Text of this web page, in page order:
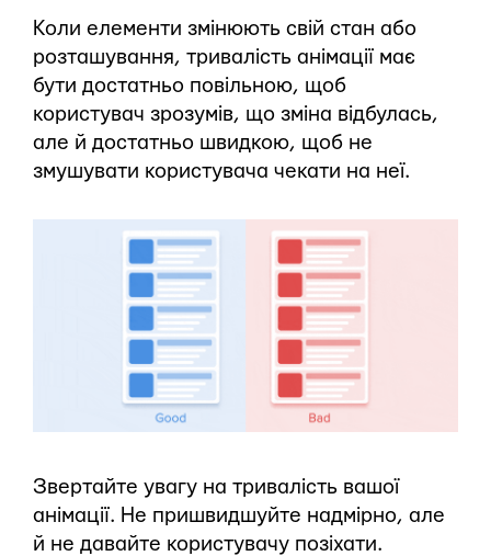
Коли елементи змінюють свій стан або
розташування, тривалість анімації має
бути достатньо повільною, щоб
користувач зрозумів, що зміна відбулась,
але й достатньо швидкою, щоб не
змушувати користувача чекати на неї.
Звертайте увагу на тривалість вашої
анімації. Не пришвидшуйте надмірно, але
й не давайте користувачу позіхати.